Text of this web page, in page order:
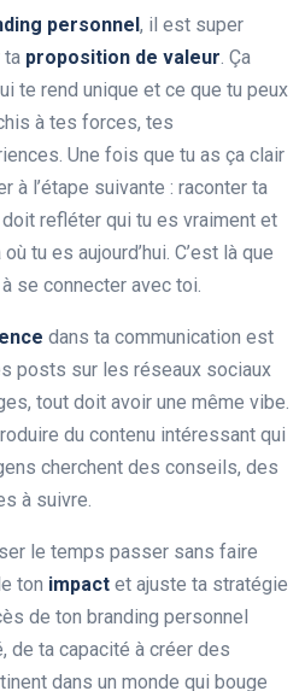
personnel, il est super
ta proposition de valeur. Ça
te rend unique et ce que tu peux
à tes forces, tes
Une fois que tu as ça clair
à l’étape suivante : raconter ta
refléter qui tu es vraiment et
tu es aujourd’hui. C’est là que
se connecter avec toi.
dans ta communication est
posts sur les réseaux sociaux
tout doit avoir une même vibe.
du contenu intéressant qui
cherchent des conseils, des
à suivre.
le temps passer sans faire
ton impact et ajuste ta stratégie
de ton branding personnel
de ta capacité à créer des
dans un monde qui bouge